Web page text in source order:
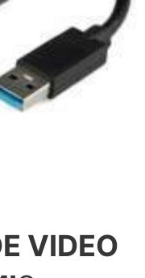
VIDEO